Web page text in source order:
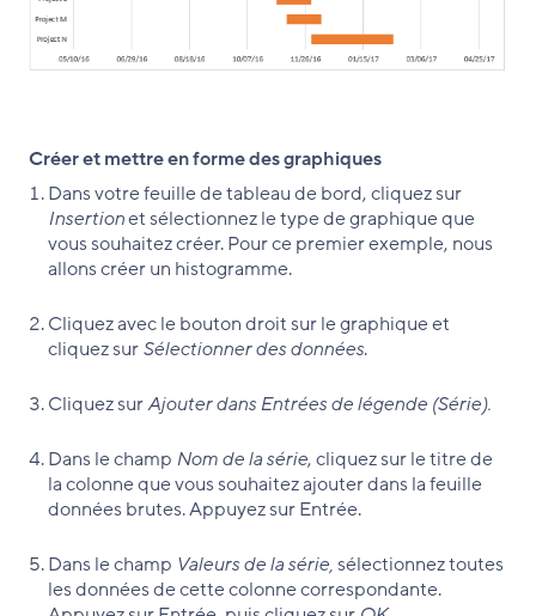
Créer et mettre en forme des graphiques
Dans votre feuille de tableau de bord, cliquez sur
Insertionet sélectionnez le type de graphique que
vous souhaitez créer. Pour ce premier exemple, nous
allons créer un histogramme.
Cliquez avec le bouton droit sur le graphique et
cliquez surSélectionner des données.
Cliquez surAjouter dans Entrées de légende (Série).
Dans le champ Nom de la série, cliquez sur le titre de
la colonne que vous souhaitez ajouter dans la feuille
données brutes. Appuyez sur Entrée.
Dans le champ Valeurs de la série,sélectionnez toutes
les données de cette colonne correspondante.